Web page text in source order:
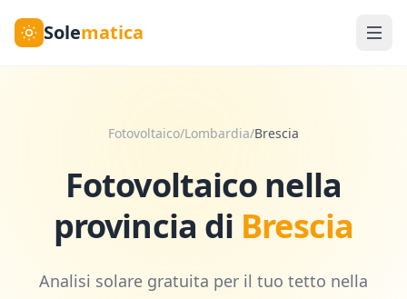
Solematica
Fotovoltaico/Lombardia/Brescia
Fotovoltaico nella
provincia di Brescia
Analisi solare gratuita per il tuo tetto nella